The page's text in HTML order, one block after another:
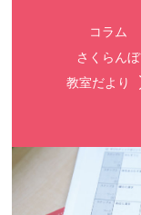
コラム
さくらんぼ
教室だより